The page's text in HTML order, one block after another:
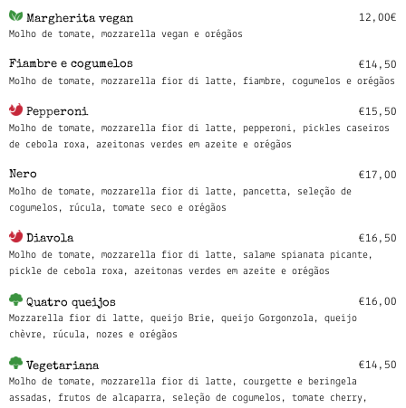
Margherita vegan 12,00€
Molho de tomate, mozzarella vegan e orégãos
Fiambre e cogumelos €14,50
Molho de tomate, mozzarella fior di latte, fiambre, cogumelos e orégãos
Pepperoni €15,50
Molho de tomate, mozzarella fior di latte, pepperoni, pickles caseiros
de cebola roxa, azeitonas verdes em azeite e orégãos
Nero €17,00
Molho de tomate, mozzarella fior di latte, pancetta, seleção de
cogumelos, rúcula, tomate seco e orégãos
Diavola €16,50
Molho de tomate, mozzarella fior di latte, salame spianata picante,
pickle de cebola roxa, azeitonas verdes em azeite e orégãos
Quatro queijos €16,00
Mozzarella fior di latte, queijo Brie, queijo Gorgonzola, queijo
chèvre, rúcula, nozes e orégãos
Vegetariana €14,50
Molho de tomate, mozzarella fior di latte, courgette e beringela
assadas, frutos de alcaparra, seleção de cogumelos, tomate cherry,